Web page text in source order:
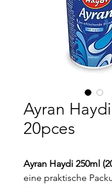
Ayran
20pces
Ayran Haydi 250ml
eine praktische